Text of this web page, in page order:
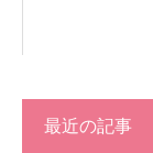
最近の記事